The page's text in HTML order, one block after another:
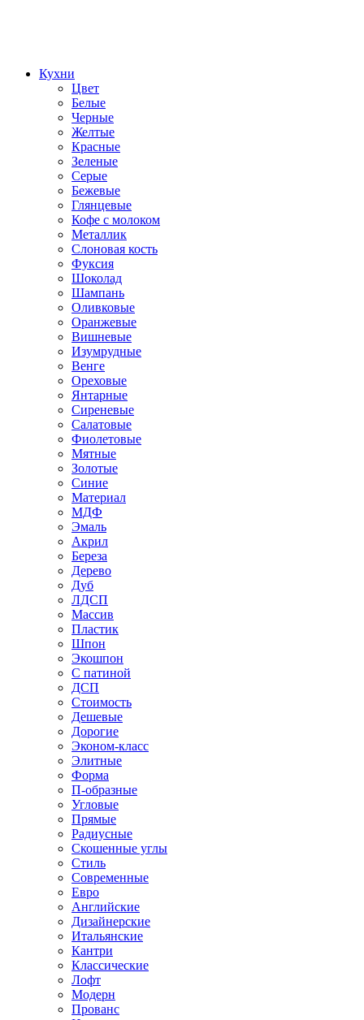
Кухни
Цвет
Белые
Черные
Желтые
Красные
Зеленые
Серые
Бежевые
Глянцевые
Кофе с молоком
Металлик
Слоновая кость
Фуксия
Шоколад
Шампань
Оливковые
Оранжевые
Вишневые
Изумрудные
Венге
Ореховые
Янтарные
Сиреневые
Салатовые
Фиолетовые
Мятные
Золотые
Синие
Материал
МДФ
Эмаль
Акрил
Береза
Дерево
Дуб
ЛДСП
Массив
Пластик
Шпон
Экошпон
С патиной
ДСП
Стоимость
Дешевые
Дорогие
Эконом-класс
Элитные
Форма
П-образные
Угловые
Прямые
Радиусные
Скошенные углы
Стиль
Современные
Евро
Английские
Дизайнерские
Итальянские
Кантри
Классические
Лофт
Модерн
Прованс